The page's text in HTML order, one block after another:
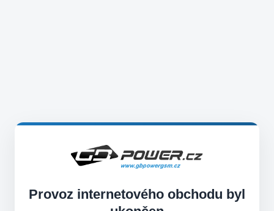
Provoz internetového obchodu byl